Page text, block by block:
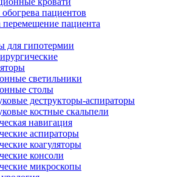
пациентов
перемещение пациента
для гипотермии
светильники
столы
деструкторы-аспираторы
костные скальпели
навигация
аспираторы
коагуляторы
консоли
микроскопы